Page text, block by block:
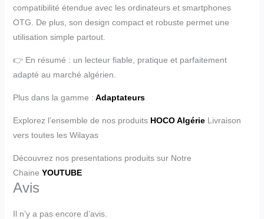
compatibilité étendue avec les ordinateurs et smartphones
OTG. De plus, son design compact et robuste permet une
utilisation simple partout.
👉 En résumé : un lecteur fiable, pratique et parfaitement
adapté au marché algérien.
Plus dans la gamme : Adaptateurs
Explorez l’ensemble de nos produits HOCO Algérie Livraison
vers toutes les Wilayas
Découvrez nos presentations produits sur Notre
Chaine YOUTUBE
Avis
Il n’y a pas encore d’avis.